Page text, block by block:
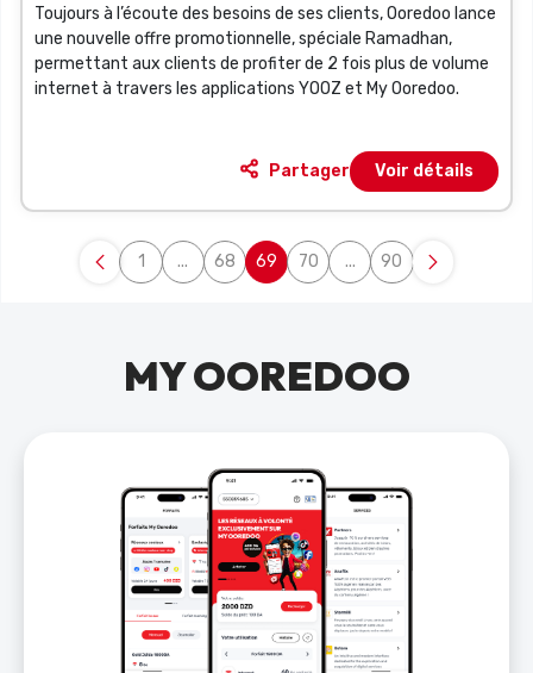
Toujours à l’écoute des besoins de ses clients, Ooredoo lance
une nouvelle offre promotionnelle, spéciale Ramadhan,
permettant aux clients de profiter de 2 fois plus de volume
internet à travers les applications YOOZ et My Ooredoo.
Partager Voir détails
Page
1 ...Pages intermédiaires Utilisez TAB pour
Page
68 Page
69 Page
70 ...Pages intermédiaires
Page
90
MY OOREDOO